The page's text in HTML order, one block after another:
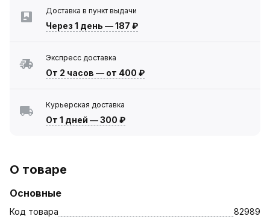
Доставка в пункт выдачи
Через 1 день —187 ₽
Экспресс доставка
От 2 часов — от 400 ₽
Курьерская доставка
От 1 дней —300 ₽
О товаре
Основные
Код товара 82989